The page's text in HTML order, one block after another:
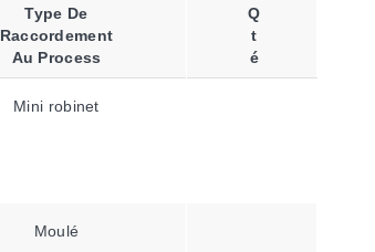
Type De
Raccordement
Au Process
Q
T
É
Mini robinet
Moulé